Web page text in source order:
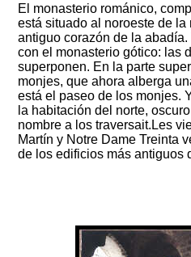
El monasterio románico,
está situado al noroeste de la
antiguo corazón de la
con el monasterio gótico: las
superponen. En la parte
monjes, que ahora alberga
está el paseo de los monjes.
la habitación del norte,
nombre a los traversait.Les
Martín y Notre Dame Treinta
de los edificios más antiguos